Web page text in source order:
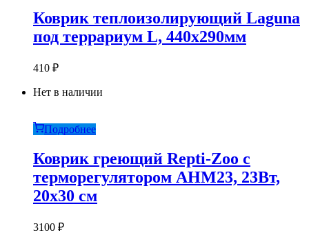
Коврик теплоизолирующий Laguna
под террариум L, 440х290мм
410 ₽
Нет в наличии
Подробнее
Коврик греющий Repti-Zoo с
терморегулятором AHM23, 23Вт,
20х30 см
3100 ₽